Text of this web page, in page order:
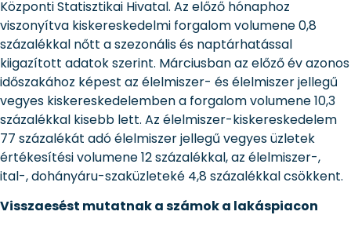
Központi Statisztikai Hivatal. Az előző hónaphoz
viszonyítva kiskereskedelmi forgalom volumene 0,8
százalékkal nőtt a szezonális és naptárhatással
kiigazított adatok szerint. Márciusban az előző év azonos
időszakához képest az élelmiszer- és élelmiszer jellegű
vegyes kiskereskedelemben a forgalom volumene 10,3
százalékkal kisebb lett. Az élelmiszer-kiskereskedelem
77 százalékát adó élelmiszer jellegű vegyes üzletek
értékesítési volumene 12 százalékkal, az élelmiszer-,
ital-, dohányáru-szaküzleteké 4,8 százalékkal csökkent.
Visszaesést mutatnak a számok a lakáspiacon